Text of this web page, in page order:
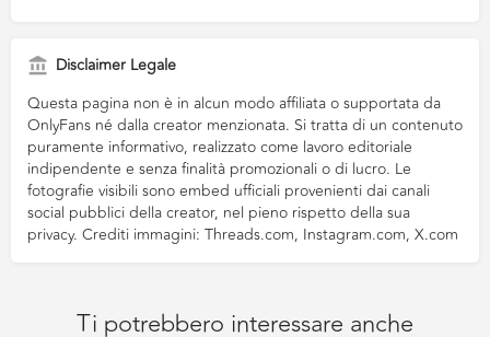
Disclaimer Legale
Questa pagina non è in alcun modo affiliata o supportata da
OnlyFans né dalla creator menzionata. Si tratta di un contenuto
puramente informativo, realizzato come lavoro editoriale
indipendente e senza finalità promozionali o di lucro. Le
fotografie visibili sono embed ufficiali provenienti dai canali
social pubblici della creator, nel pieno rispetto della sua
privacy. Crediti immagini: Threads.com, Instagram.com, X.com
Ti potrebbero interessare anche